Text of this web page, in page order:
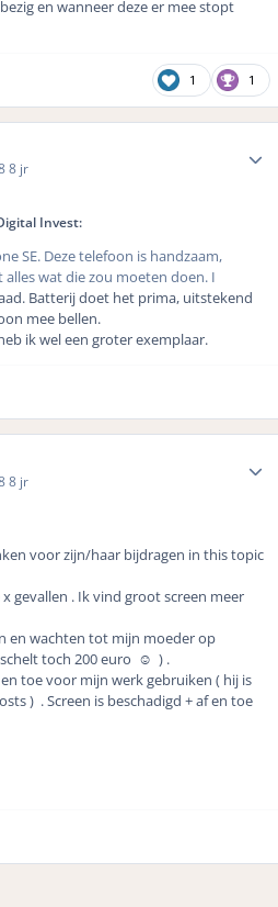
en wanneer deze er mee stopt
1 1
8 jr
Invest:
SE. Deze telefoon is handzaam,
wat die zou moeten doen. I
Batterij doet het prima, uitstekend
mee bellen.
ik wel een groter exemplaar.
8 jr
voor zijn/haar bijdragen in this topic
gevallen . Ik vind groot screen meer
en wachten tot mijn moeder op
toch 200 euro ☺️ ) .
toe voor mijn werk gebruiken ( hij is
) . Screen is beschadigd + af en toe